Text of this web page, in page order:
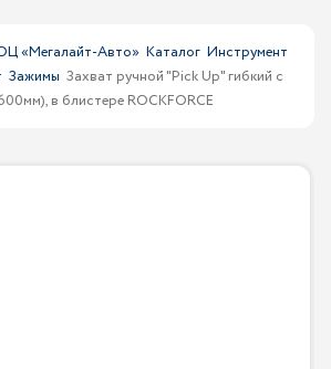
«Мегалайт-Авто» Каталог Инструмент
Зажимы Захват ручной "Pick Up" гибкий с
в блистере ROCKFORCE